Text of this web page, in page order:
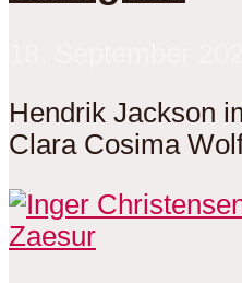
Hendrik Jackson
Clara Cosima
Zaesur